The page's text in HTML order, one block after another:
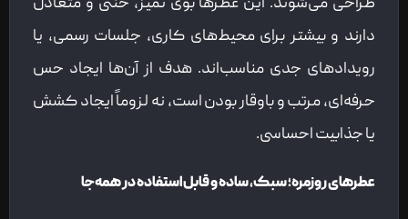
دارند و بیشتر برای محیط‌های کاری، جلسات رسمی، یا
رویدادهای جدی مناسب‌اند. هدف از آن‌ها ایجاد حس
حرفه‌ای، مرتب و باوقار بودن است، نه لزوماً ایجاد کشش
یا جذابیت احساسی.
عطرهای روزمره؛ سبک، ساده و قابل استفاده در همه‌جا